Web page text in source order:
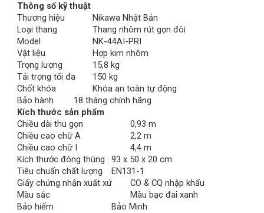
Thông số kỹ thuật
Thương hiệu
Nikawa Nhật Bản
Loại thang
Thang nhôm rút gọn đôi
Model
NK-44AI-PRI
Vật liệu
Hợp kim nhôm
Trọng lượng
15,8 kg
Tải trọng tối đa
150 kg
Chốt khóa
Khóa an toàn tự động
Bảo hành
18 tháng chính hãng
Kích thước sản phẩm
Chiều dài thu gọn
0,93 m
Chiều cao chữ A
2,2 m
Chiều cao chữ I
4,4 m
Kích thước đóng thùng
93 x 50 x 20 cm
Tiêu chuẩn chất lượng
EN131-1
Giấy chứng nhận xuất xứ
CO & CQ nhập khẩu
Màu sắc
Màu bạc đai xanh
Bảo hiểm
Bảo Minh